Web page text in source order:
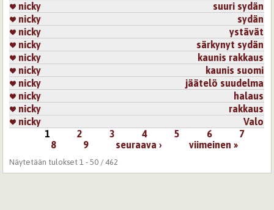
nicky
suuri sydän
nicky
sydän
nicky
ystävät
nicky
särkynyt sydän
nicky
kaunis rakkaus
nicky
kaunis suomi
nicky
jäätelö suudelma
nicky
halaus
nicky
rakkaus
nicky
Valo
1 2 3 4 5 6
7
8
9 seuraava › viimeinen »
Näytetään tulokset 1 - 50 / 462